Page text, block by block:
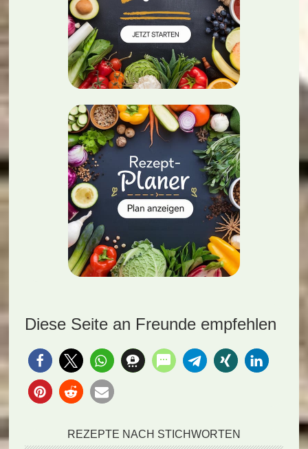
Diese Seite an Freunde empfehlen
REZEPTE NACH STICHWORTEN